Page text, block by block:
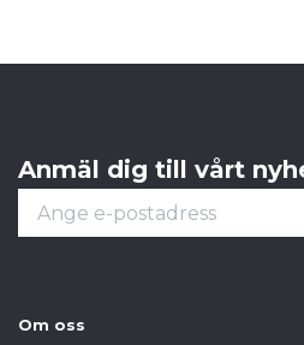
Anmäl dig till vårt
Om oss